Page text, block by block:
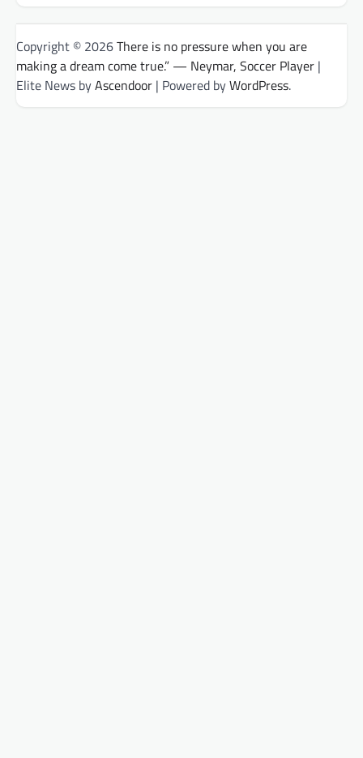
Copyright © 2026There is no pressure when you are
making a dream come true.” — Neymar, Soccer Player |
Elite News byAscendoor | Powered byWordPress.